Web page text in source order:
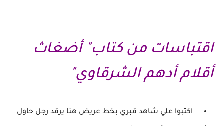
اقتباسات من كتاب" أضغاث
أقلام أدهم الشرقاوي"
اكتبوا علي شاهد قبري بخط عريض هنا يرقد رجل حاول